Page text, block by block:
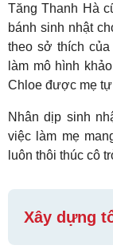
Tăng Thanh Hà
bánh sinh nhật
theo sở thích
làm mô hình
Chloe được mẹ tự
Nhân dịp sinh
việc làm mẹ
luôn thôi thúc cô
Xây dựng